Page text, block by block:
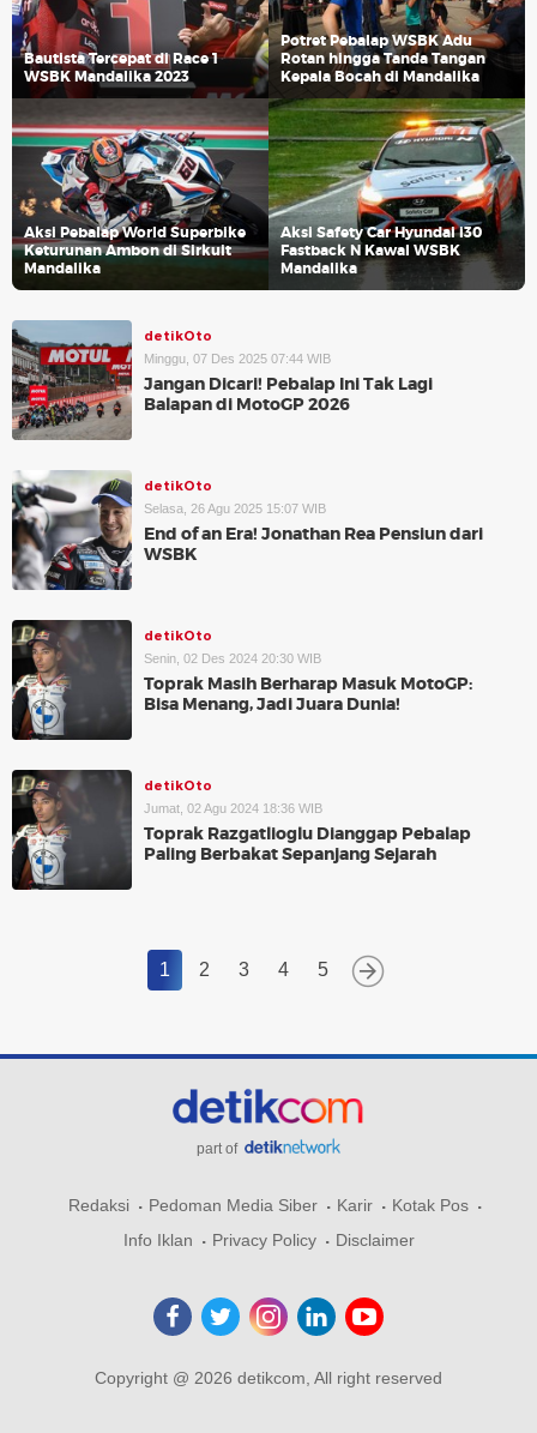
Bautista Tercepat di Race 1
WSBK Mandalika 2023
Potret Pebalap WSBK Adu
Rotan hingga Tanda Tangan
Kepala Bocah di Mandalika
Aksi Pebalap World Superbike
Keturunan Ambon di Sirkuit
Mandalika
Aksi Safety Car Hyundai i30
Fastback N Kawal WSBK
Mandalika
detikOto
Minggu, 07 Des 2025 07:44 WIB
Jangan Dicari! Pebalap Ini Tak Lagi
Balapan di MotoGP 2026
detikOto
Selasa, 26 Agu 2025 15:07 WIB
End of an Era! Jonathan Rea Pensiun dari
WSBK
detikOto
Senin, 02 Des 2024 20:30 WIB
Toprak Masih Berharap Masuk MotoGP:
Bisa Menang, Jadi Juara Dunia!
detikOto
Jumat, 02 Agu 2024 18:36 WIB
Toprak Razgatlioglu Dianggap Pebalap
Paling Berbakat Sepanjang Sejarah
1 2 3 4 5
part of
Redaksi Pedoman Media Siber Karir
Kotak Pos
Info Iklan
Privacy Policy Disclaimer
Copyright @ 2026 detikcom, All right reserved